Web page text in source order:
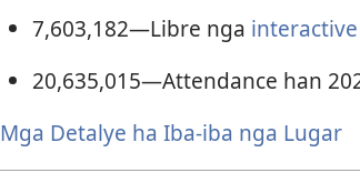
7,603,182—Libre nga
20,635,015—Attendance han
Mga Detalye ha Iba-iba nga Lugar